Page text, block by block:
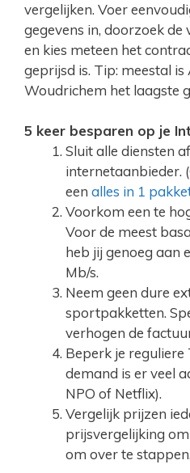
vergelijken. Voer
gegevens in, doorzoek
en kies meteen het
geprijsd is. Tip: meestal
Woudrichem het laagste
5 keer besparen op je
Sluit alle diensten
internetaanbieder.
een alles in 1
Voorkom een te
Voor de meest
heb jij genoeg aan
Mb/s.
Neem geen dure
sportpakketten.
verhogen de
Beperk je
demand is er veel
NPO of Netflix).
Vergelijk prijzen
prijsvergelijking
om over te stappen.